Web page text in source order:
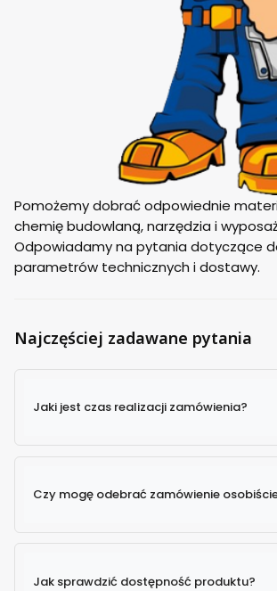
Pomożemy dobrać odpowiednie
chemię budowlaną, narzędzia i
Odpowiadamy na pytania dotyczące
parametrów technicznych i dostawy.
Najczęściej zadawane pytania
Jaki jest czas realizacji zamówienia?
Czy mogę odebrać zamówienie
Jak sprawdzić dostępność produktu?